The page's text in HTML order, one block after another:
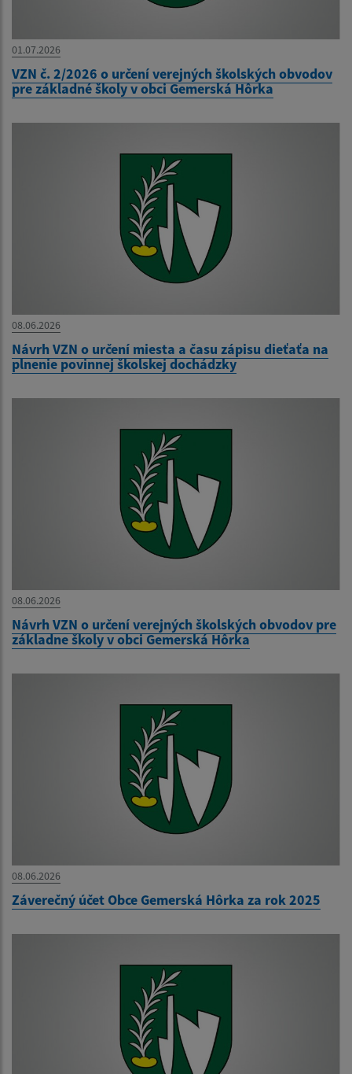
01.07.2026
VZN č. 2/2026 o určení verejných školských obvodov
pre základné školy v obci Gemerská Hôrka
08.06.2026
Návrh VZN o určení miesta a času zápisu dieťaťa na
plnenie povinnej školskej dochádzky
08.06.2026
Návrh VZN o určení verejných školských obvodov pre
základne školy v obci Gemerská Hôrka
08.06.2026
Záverečný účet Obce Gemerská Hôrka za rok 2025